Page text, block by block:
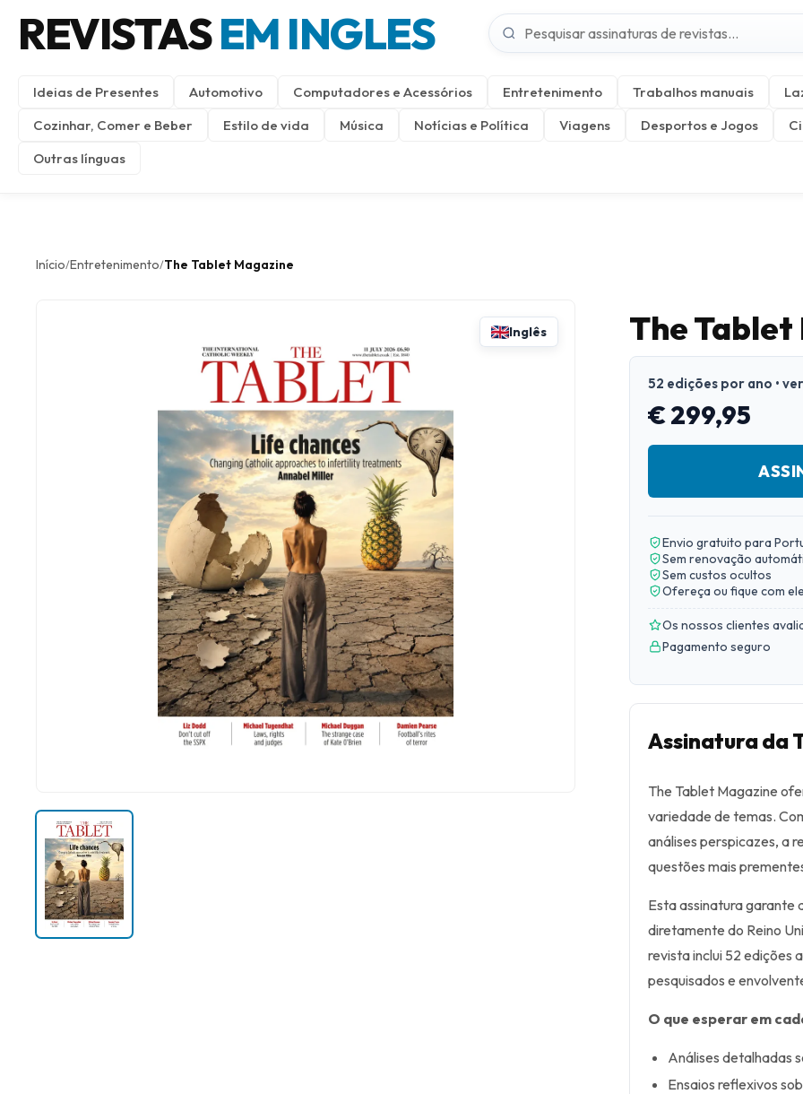
REVISTASEM INGLES
Ideias de Presentes Automotivo Computadores e Acessórios Entretenimento Trabalhos manuais
Cozinhar, Comer e Beber
Estilo de vida Música Notícias e Política Viagens Desportos e Jogos
Outras línguas
Início/Entretenimento/The Tablet Magazine
Inglês The
52 edições por ano •
€ 299,95
Envio gratuito para
Sem renovação
Sem custos ocultos
Ofereça ou fique com
Os nossos clientes
Pagamento seguro
Assinatura da
The Tablet Magazine
variedade de temas.
análises perspicazes, a
questões mais
Esta assinatura garante
diretamente do Reino
revista inclui 52 edições
pesquisados e
O que esperar em
Análises detalhadas
Ensaios reflexivos